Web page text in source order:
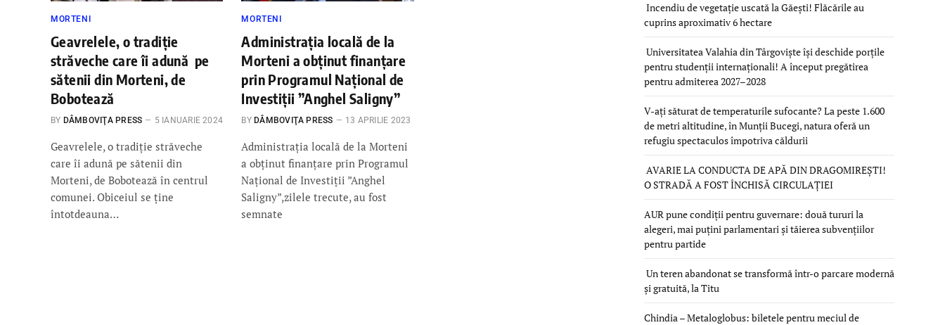
MORTENI
Geavrelele, o tradiţie
străveche care îi adună pe
sătenii din Morteni, de
Bobotează
BY DÂMBOVIŢA PRESS 5 IANUARIE 2024
Geavrelele, o tradiţie străveche
care îi adună pe sătenii din
Morteni, de Bobotează în centrul
comunei. Obiceiul se ţine
întotdeauna…
MORTENI
Administrația locală de la
Morteni a obținut finanțare
prin Programul Național de
Investiții ”Anghel Saligny”
BY DÂMBOVIŢA PRESS 13 APRILIE 2023
Administrația locală de la Morteni
a obținut finanțare prin Programul
Național de Investiții ”Anghel
Saligny”,zilele trecute, au fost
semnate
Incendiu de vegetație uscată la Găești! Flăcările au
cuprins aproximativ 6 hectare
Universitatea Valahia din Târgoviște își deschide porțile
pentru studenții internaționali! A început pregătirea
pentru admiterea 2027–2028
V-ați săturat de temperaturile sufocante? La peste 1.600
de metri altitudine, în Munții Bucegi, natura oferă un
refugiu spectaculos împotriva căldurii
AVARIE LA CONDUCTA DE APĂ DIN DRAGOMIREȘTI!
O STRADĂ A FOST ÎNCHISĂ CIRCULAȚIEI
AUR pune condiții pentru guvernare: două tururi la
alegeri, mai puțini parlamentari și tăierea subvențiilor
pentru partide
Un teren abandonat se transformă într-o parcare modernă
și gratuită, la Titu
Chindia – Metaloglobus: biletele pentru meciul de